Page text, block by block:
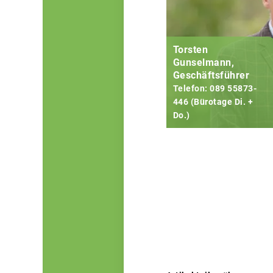
Torsten
Gunselmann,
Geschäftsführer
Telefon: 089 55873-
446 (Bürotage Di. +
Do.)